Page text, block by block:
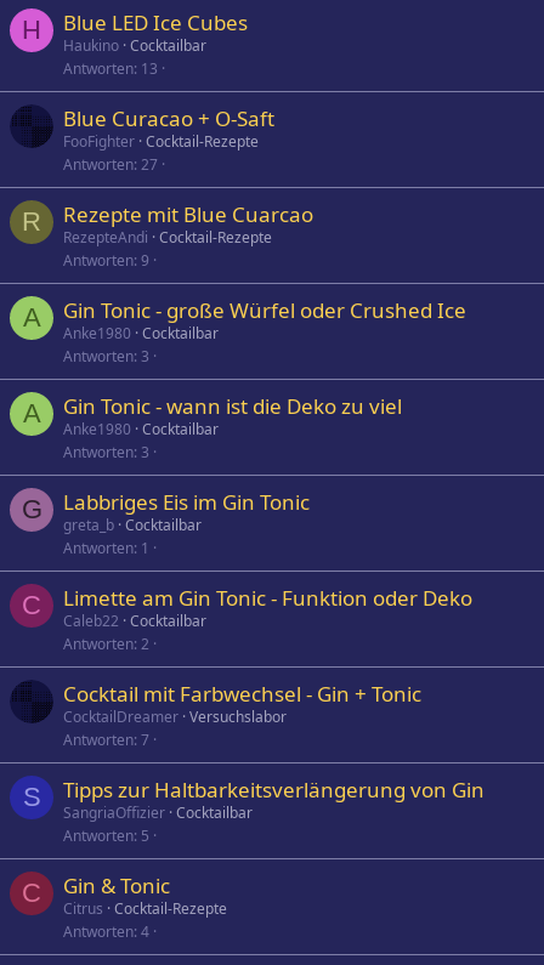
H Blue LED Ice Cubes
Haukino Cocktailbar
Antworten 13
Blue Curacao + O-Saft
FooFighter Cocktail-Rezepte
Antworten 27
R Rezepte mit Blue Cuarcao
RezepteAndi Cocktail-Rezepte
Antworten 9
A Gin Tonic - große Würfel oder Crushed Ice
Anke1980 Cocktailbar
Antworten 3
A Gin Tonic - wann ist die Deko zu viel
Anke1980 Cocktailbar
Antworten 3
G Labbriges Eis im Gin Tonic
greta_b Cocktailbar
Antworten 1
C Limette am Gin Tonic - Funktion oder Deko
Caleb22 Cocktailbar
Antworten 2
Cocktail mit Farbwechsel - Gin + Tonic
CocktailDreamer Versuchslabor
Antworten 7
S Tipps zur Haltbarkeitsverlängerung von Gin
SangriaOffizier Cocktailbar
Antworten 5
C Gin & Tonic
Citrus Cocktail-Rezepte
Antworten 4